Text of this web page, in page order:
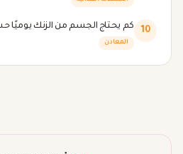
10 كم يحتاج الجسم من الزنك يوميًا
المعادن